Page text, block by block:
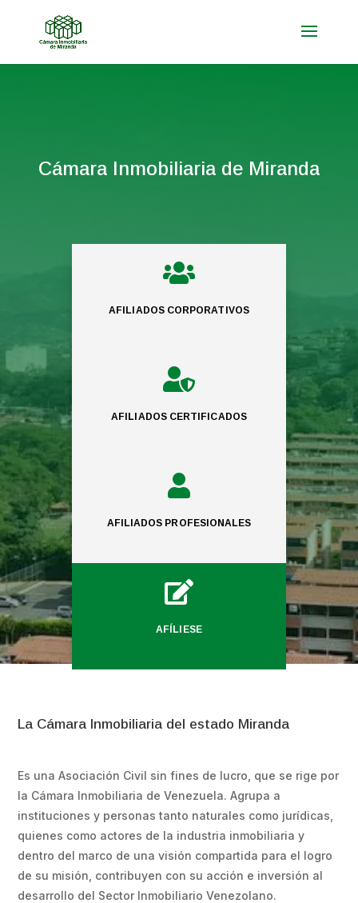
Cámara Inmobiliaria de Miranda

AFILIADOS CORPORATIVOS

AFILIADOS CERTIFICADOS

AFILIADOS PROFESIONALES

AFÍLIESE
La Cámara Inmobiliaria del estado Miranda
Es una Asociación Civil sin fines de lucro, que se rige por
la Cámara Inmobiliaria de Venezuela. Agrupa a
instituciones y personas tanto naturales como jurídicas,
quienes como actores de la industria inmobiliaria y
dentro del marco de una visión compartida para el logro
de su misión, contribuyen con su acción e inversión al
desarrollo del Sector Inmobiliario Venezolano.